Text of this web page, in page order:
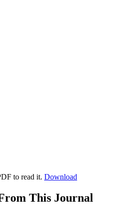
to read it. Download
This Journal